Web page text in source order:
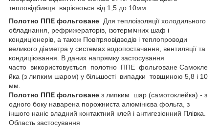
тепловідбивця варіюється від 1,5 до 10мм.
Полотно ППЕ фольговане Для теплоізоляції холодильного
обладнання, рефрижераторів, ізотермічних шаф і
кондиціонерів, а також Повітряовідводів і теплопроводи
великого діаметра у системах водопостачання, вентиляції та
кондиціювання. В даних напрямку застосування
часто використовується полотно ППЕ фольговане Самокле
йка (з липким шаром) у більшості випадки товщиною 5,8 і 10
мм.
Полотно ППЕ фольговане з липким шар (самотоклейка) - з
одного боку наварена порожниста алюмінієва фольга, з
іншого наніс владний контактний клей і антигезіонний Плівка.
Область застосування